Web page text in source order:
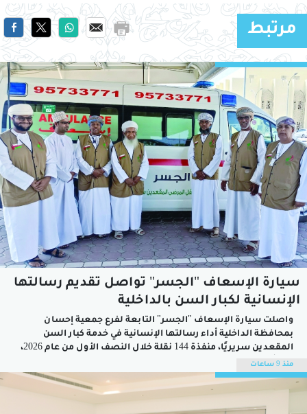
مرتبط
سيارة الإسعاف "الجسر" تواصل تقديم رسالتها
الإنسانية لكبار السن بالداخلية
واصلت سيارة الإسعاف "الجسر" التابعة لفرع جمعية إحسان
بمحافظة الداخلية أداء رسالتها الإنسانية في خدمة كبار السن
المقعدين سريريًا، منفذة 144 نقلة خلال النصف الأول من عام 2026،
في تأكيد على الدور المجتمعي الذي يضطلع به الفرع في توفير وسائل
نقل آمنة ومهيأة للمستفيدين، وتمكينهم من الوصول إلى
المؤسسات الصحية...
منذ 9 ساعات